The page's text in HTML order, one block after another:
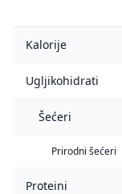
Kalorije
Ugljikohidrati
Šećeri
Prirodni šećeri
Proteini